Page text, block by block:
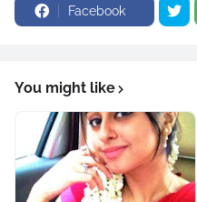
Facebook
You might like